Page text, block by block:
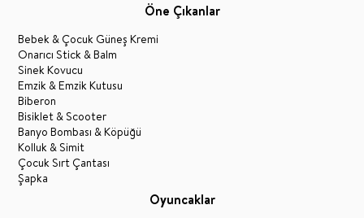
Öne Çıkanlar
Bebek & Çocuk Güneş Kremi
Onarıcı Stick & Balm
Sinek Kovucu
Emzik & Emzik Kutusu
Biberon
Bisiklet & Scooter
Banyo Bombası & Köpüğü
Kolluk & Simit
Çocuk Sırt Çantası
Şapka
Oyuncaklar